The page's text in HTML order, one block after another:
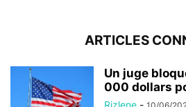
ARTICLES
Un juge
000 dollars